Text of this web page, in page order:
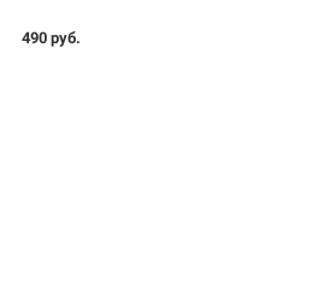
490 руб.